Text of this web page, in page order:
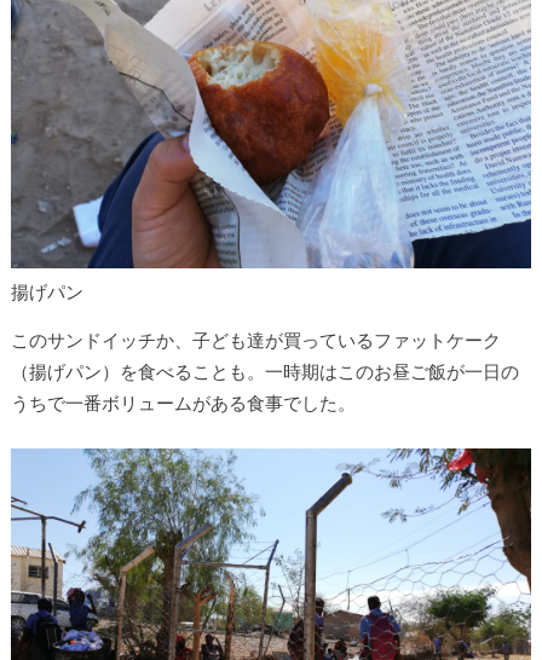
揚げパン
このサンドイッチか、子ども達が買っているファットケーク
（揚げパン）を食べることも。一時期はこのお昼ご飯が一日の
うちで一番ボリュームがある食事でした。